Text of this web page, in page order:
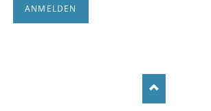
ANMELDEN